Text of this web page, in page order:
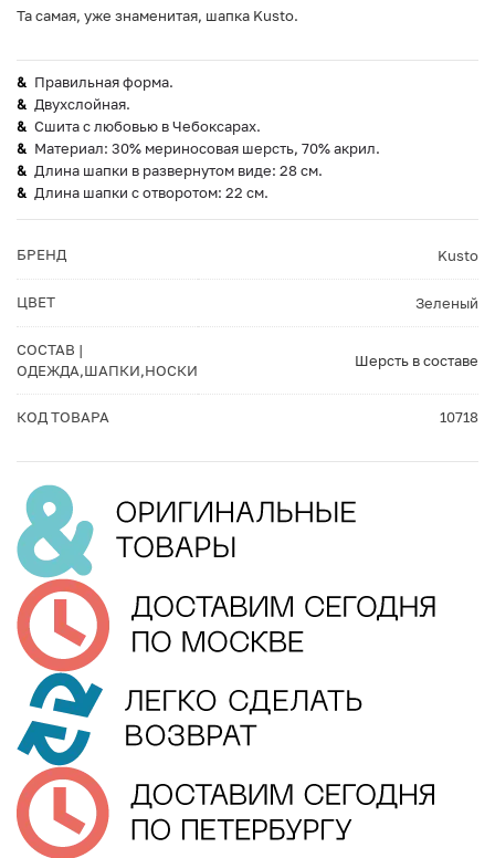
Та самая, уже знаменитая, шапка Kusto.
Правильная форма.
Двухслойная.
Сшита с любовью в Чебоксарах.
Материал: 30% мериносовая шерсть, 70% акрил.
Длина шапки в развернутом виде: 28 см.
Длина шапки с отворотом: 22 см.
БРЕНД Kusto
ЦВЕТ Зеленый
СОСТАВ |
ОДЕЖДА,ШАПКИ,НОСКИ
Шерсть в составе
КОД ТОВАРА 10718